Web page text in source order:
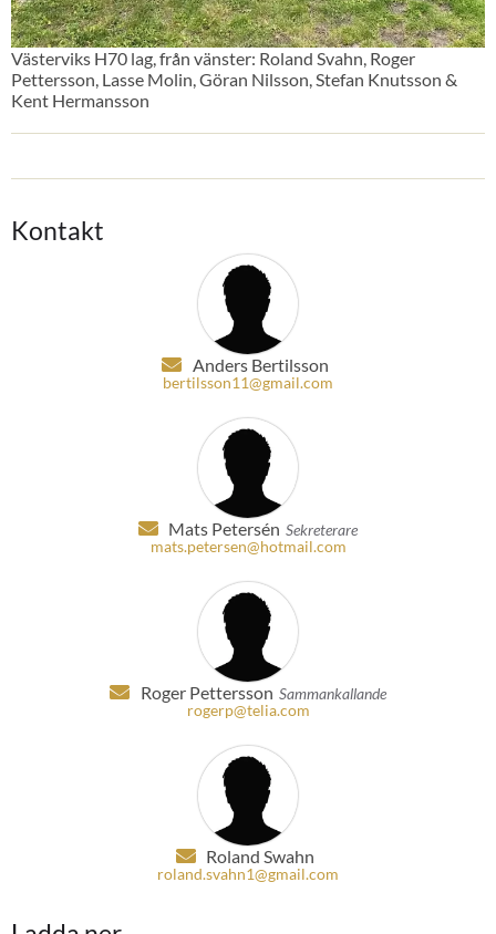
Västerviks H70 lag, från vänster: Roland Svahn, Roger
Pettersson, Lasse Molin, Göran Nilsson, Stefan Knutsson &
Kent Hermansson
Kontakt
Anders Bertilsson
bertilsson11@gmail.com
Mats Petersén Sekreterare
mats.petersen@hotmail.com
Roger Pettersson Sammankallande
rogerp@telia.com
Roland Swahn
roland.svahn1@gmail.com